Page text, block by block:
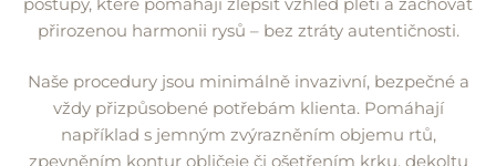
přirozenou harmonii rysů – bez ztráty autentičnosti.
Naše procedury jsou minimálně invazivní, bezpečné a
vždy přizpůsobené potřebám klienta. Pomáhají
například s jemným zvýrazněním objemu rtů,
zpevněním kontur obličeje či ošetřením krku, dekoltu